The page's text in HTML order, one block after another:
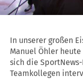
In unserer großen
Manuel Öhler
sich die
Teamkollegen